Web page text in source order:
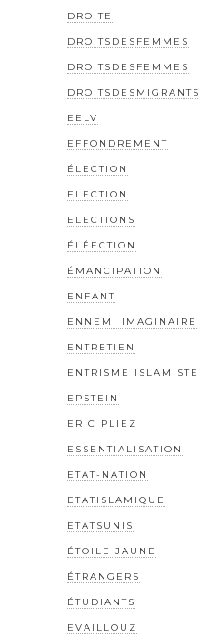
DROITE
DROITSDESFEMMES
DROITSDESFEMMES
DROITSDESMIGRANTS
EELV
EFFONDREMENT
ÉLECTION
ELECTION
ELECTIONS
ÉLÉECTION
ÉMANCIPATION
ENFANT
ENNEMI IMAGINAIRE
ENTRETIEN
ENTRISME ISLAMISTE
EPSTEIN
ERIC PLIEZ
ESSENTIALISATION
ETAT-NATION
ETATISLAMIQUE
ETATSUNIS
ÉTOILE JAUNE
ÉTRANGERS
ÉTUDIANTS
EVAILLOUZ